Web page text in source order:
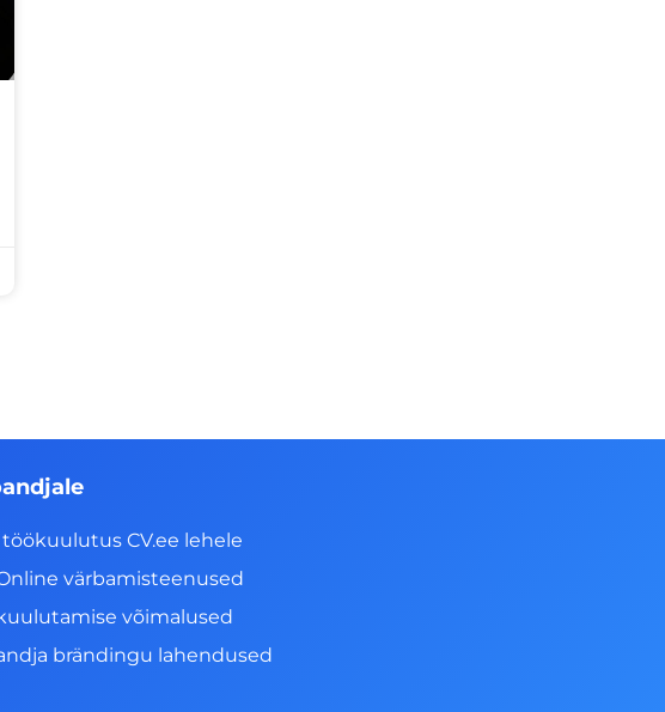
töökuulutus CV.ee lehele
värbamisteenused
võimalused
brändingu lahendused